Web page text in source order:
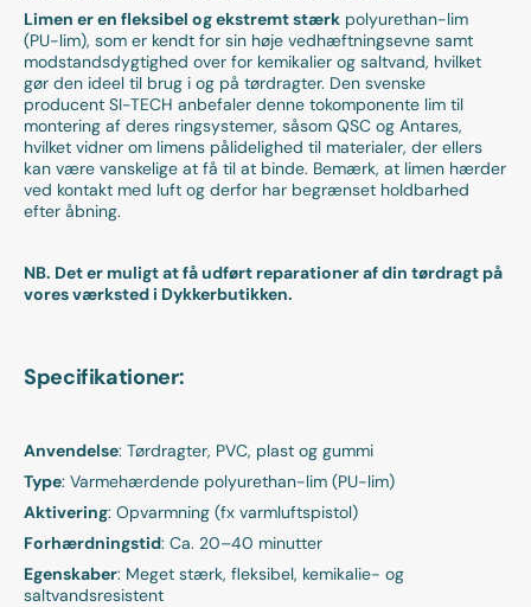
Limen er en fleksibel og ekstremt stærk polyurethan-lim
(PU-lim), som er kendt for sin høje vedhæftningsevne samt
modstandsdygtighed over for kemikalier og saltvand, hvilket
gør den ideel til brug i og på tørdragter. Den svenske
producent SI-TECH anbefaler denne tokomponente lim til
montering af deres ringsystemer, såsom QSC og Antares,
hvilket vidner om limens pålidelighed til materialer, der ellers
kan være vanskelige at få til at binde. Bemærk, at limen hærder
ved kontakt med luft og derfor har begrænset holdbarhed
efter åbning.
NB. Det er muligt at få udført reparationer af din tørdragt på
vores værksted i Dykkerbutikken.
Specifikationer:
Anvendelse: Tørdragter, PVC, plast og gummi
Type: Varmehærden­de polyurethan-lim (PU-lim)
Aktivering: Opvarmning (fx varmluftspistol)
Forhærdningstid: Ca. 20–40 minutter
Egenskaber: Meget stærk, fleksibel, kemikalie- og
saltvandsresistent